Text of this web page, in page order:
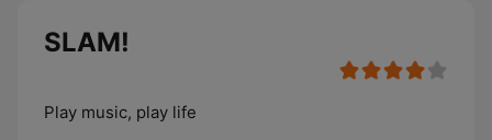
SLAM!
Play music, play life